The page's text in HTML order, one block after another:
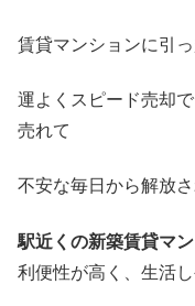
賃貸マンションに引
運よくスピード売却
売れて
不安な毎日から解放さ
駅近くの新築賃貸マ
利便性が高く、生活